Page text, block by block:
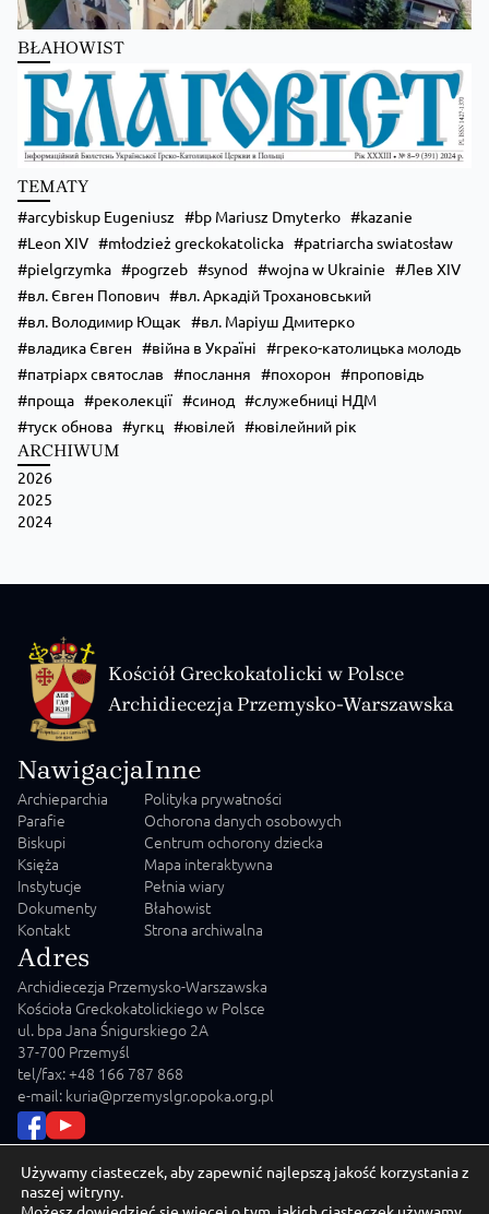
Zobacz na Facebooku · Udostępnij
BŁAHOWIST
TEMATY
arcybiskup Eugeniusz bp Mariusz Dmyterko
kazanie
Leon XIV
młodzież greckokatolicka
patriarcha swiatosław
pielgrzymka
pogrzeb synod wojna w Ukrainie
Лев XIV
вл. Євген Попович
вл. Аркадій Трохановський
вл. Володимир Ющак
вл. Маріуш Дмитерко
владика Євген
війна в Україні
греко-католицька молодь
патріарх святослав
послання похорон
проповідь
проща
реколекції синод
служебниці НДМ
туск обнова
угкц ювілей ювілейний рік
ARCHIWUM
2026
2025
2024
Kościół Greckokatolicki w Polsce
Archidiecezja Przemysko-Warszawska
Nawigacja
Archieparchia
Parafie
Biskupi
Księża
Instytucje
Dokumenty
Kontakt
Inne
Polityka prywatności
Ochorona danych osobowych
Centrum ochorony dziecka
Mapa interaktywna
Pełnia wiary
Błahowist
Strona archiwalna
Adres
Archidiecezja Przemysko-Warszawska
Kościoła Greckokatolickiego w Polsce
ul. bpa Jana Śnigurskiego 2A
37-700 Przemyśl
tel/fax: +48 166 787 868
e-mail: kuria@przemyslgr.opoka.org.pl
Używamy ciasteczek, aby zapewnić najlepszą jakość korzystania z
naszej witryny.